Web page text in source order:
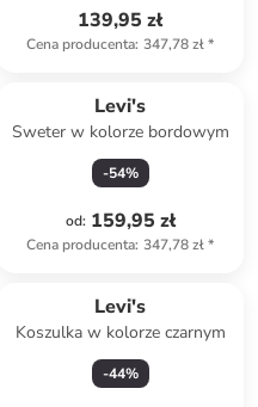
139,95 zł
Cena producenta: 347,78 zł*
Levi's
Sweter w kolorze bordowym
-54%
od: 159,95 zł
Cena producenta: 347,78 zł*
Levi's
Koszulka w kolorze czarnym
-44%